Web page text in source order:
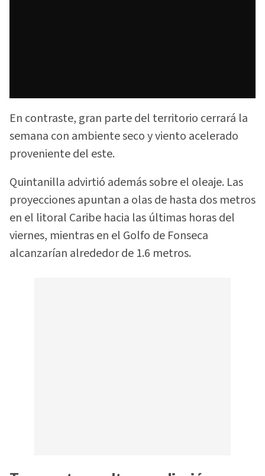
En contraste, gran parte del territorio cerrará la
semana con ambiente seco y viento acelerado
proveniente del este.
Quintanilla advirtió además sobre el oleaje. Las
proyecciones apuntan a olas de hasta dos metros
en el litoral Caribe hacia las últimas horas del
viernes, mientras en el Golfo de Fonseca
alcanzarían alrededor de 1.6 metros.